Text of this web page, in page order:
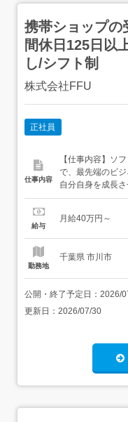
携帯ショップの
間休日125日以
し/シフト制
株式会社FFU
正社員
仕事内容
【仕事内容】ソ
で、最先端のビ
自分自身を成長させるこ
験やスキルは、
マホショップの
給与
月給40万円～
勤務地
千葉県 市川市
公開・終了予定日： 2026/
更新日： 2026/07/30